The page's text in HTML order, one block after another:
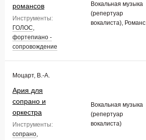
романсов
Инструменты:
ГОЛОС,
фортепиано -
сопровождение
Вокальная музыка
(репертуар
вокалиста), Романс
Моцарт, В.-А.
Ария для
сопрано и
оркестра
Инструменты:
сопрано,
Вокальная музыка
(репертуар
вокалиста)